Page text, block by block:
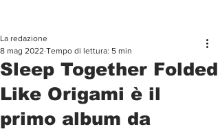
Sleep Together Folded
Like Origami è il
primo album da
La redazione
8 mag 2022 Tempo di lettura: 5 min